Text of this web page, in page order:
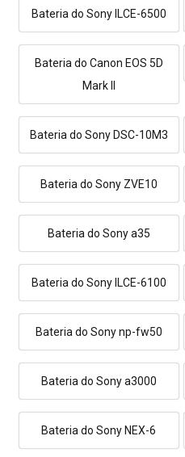
Bateria do Sony ILCE-6500
Bateria do Canon EOS 5D
Mark II
Bateria do Sony DSC-10M3
Bateria do Sony ZVE10
Bateria do Sony a35
Bateria do Sony ILCE-6100
Bateria do Sony np-fw50
Bateria do Sony a3000
Bateria do Sony NEX-6